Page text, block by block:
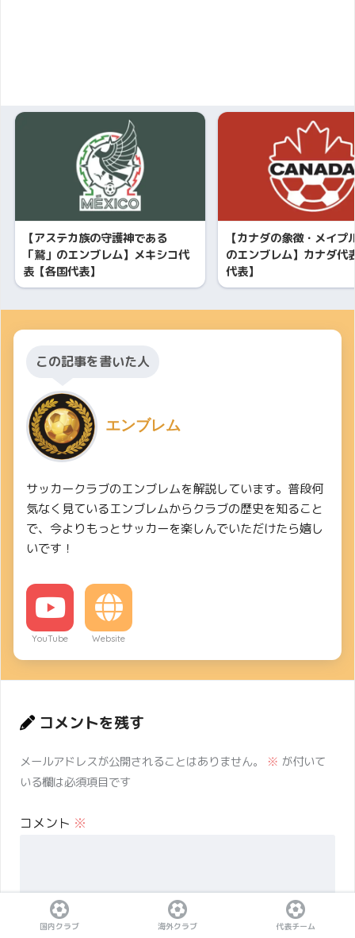
【アステカ族の守護神である
「鷲」のエンブレム】メキシコ代
表【各国代表】
【カナダの象徴・メイプ
のエンブレム】カナダ代
代表】
この記事を書いた人
エンブレム
サッカークラブのエンブレムを解説しています。普段何
気なく見ているエンブレムからクラブの歴史を知ること
で、今よりもっとサッカーを楽しんでいただけたら嬉し
いです！
YouTube Website
コメントを残す
メールアドレスが公開されることはありません。 ※ が付いて
いる欄は必須項目です
コメント ※
国内クラブ 海外クラブ 代表チーム